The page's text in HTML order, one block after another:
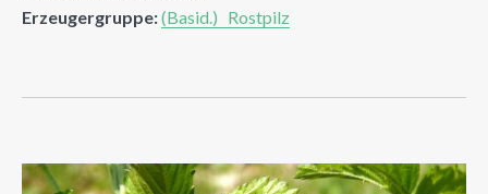
Erzeugergruppe:(Basid.) Rostpilz